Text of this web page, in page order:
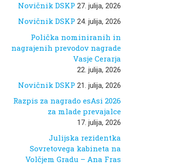
Novičnik DSKP 27. julija, 2026
Novičnik DSKP 24. julija, 2026
Polička nominiranih in
nagrajenih prevodov nagrade
Vasje Cerarja
22. julija, 2026
Novičnik DSKP 21. julija, 2026
Razpis za nagrado esAsi 2026
za mlade prevajalce
17. julija, 2026
Julijska rezidentka
Sovretovega kabineta na
Volčjem Gradu – Ana Fras